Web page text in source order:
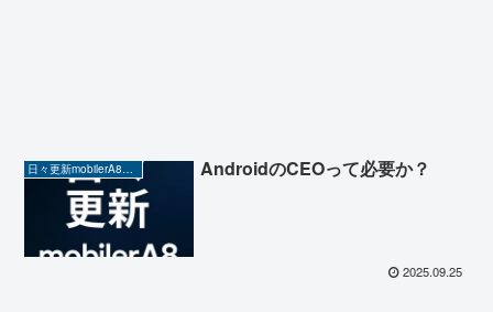
日々更新mobilerA8（Yahoo!ニュースを毎日ウォッチ） AndroidのCEOって必要か？
2025.09.25